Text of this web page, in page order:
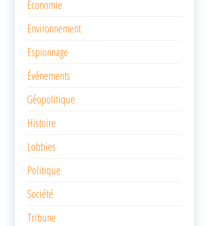
Économie
Environnement
Espionnage
Événements
Géopolitique
Histoire
Lobbies
Politique
Société
Tribune